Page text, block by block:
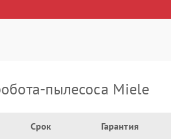
пылесоса Miele
Срок Гарантия